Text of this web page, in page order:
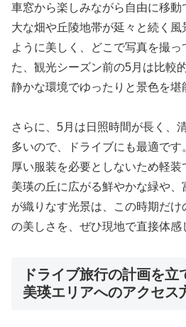
車窓から楽しみながら自由に移
大な畑や丘陵地帯が延々と続く
ように美しく、どこで写真を撮っ
た、観光シーズン前の5月は比較
静かな環境でゆったりと景色を堪
さらに、5月は日照時間が長く、
多いので、ドライブにも最適です
厚い服装を必要としないため軽装
美瑛の丘に広がる鮮やかな緑や、
が織りなす光景は、この時期だ
の美しさを、ぜひ現地で直接体感
ドライブ旅行の計画を立
美瑛エリアへのアクセス